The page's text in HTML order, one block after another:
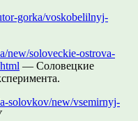
gorka/voskobelilnyj-
new/soloveckie-ostrova-
— Соловецкие
solovkov/new/vsemirnyj-